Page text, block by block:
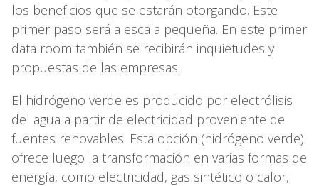
los beneficios que se estarán otorgando. Este
primer paso será a escala pequeña. En este primer
data room también se recibirán inquietudes y
propuestas de las empresas.
El hidrógeno verde es producido por electrólisis
del agua a partir de electricidad proveniente de
fuentes renovables. Esta opción (hidrógeno verde)
ofrece luego la transformación en varias formas de
energía, como electricidad, gas sintético o calor,